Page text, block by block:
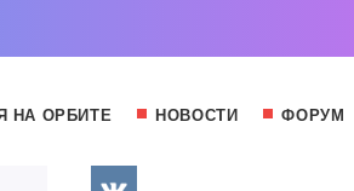
НА ОРБИТЕ НОВОСТИ ФОРУМ